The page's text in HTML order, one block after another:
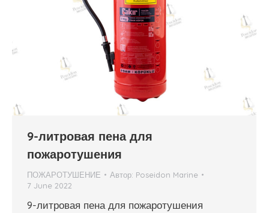
9-литровая пена для
пожаротушения
ПОЖАРОТУШЕНИЕ Автор: Poseidon Marine
7 June 2022
9-литровая пена для пожаротушения